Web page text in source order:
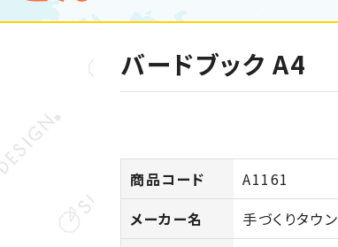
バードブック A4
商品コード
A1161
メーカー名
手づくりタウン